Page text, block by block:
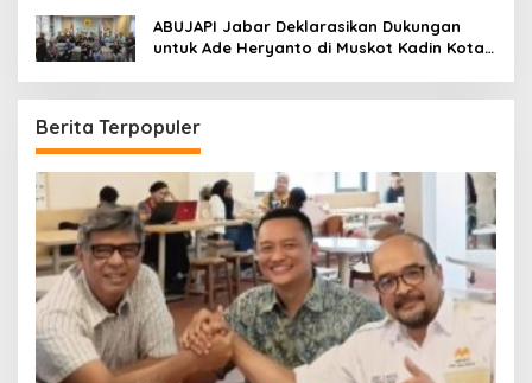
ABUJAPI Jabar Deklarasikan Dukungan
untuk Ade Heryanto di Muskot Kadin Kota
Berita Terpopuler